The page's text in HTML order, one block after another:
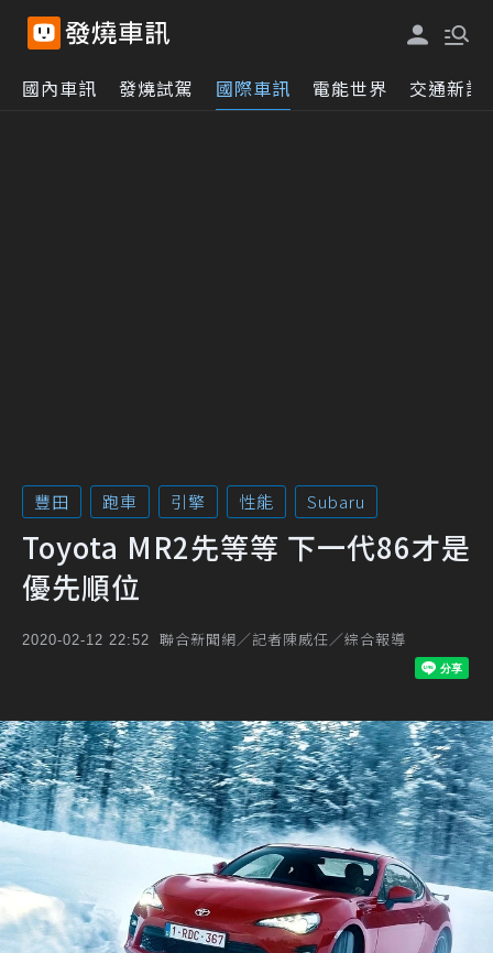
國內車訊 發燒試駕 國際車訊 電能世界 交通新訊
豐田 跑車 引擎 性能 Subaru
Toyota MR2先等等 下一代86才是
優先順位
2020-02-12 22:52 聯合新聞網／記者陳威任／綜合報導